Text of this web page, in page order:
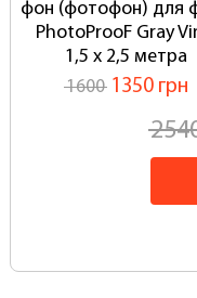
фон (фотофон) для
PhotoProoF Gray
1,5 х 2,5 метра
1600 1350 грн